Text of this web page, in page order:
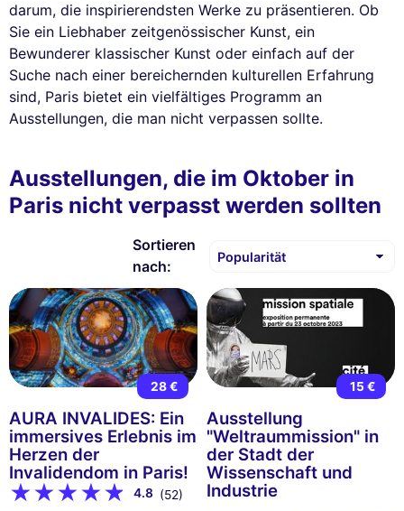
darum, die inspirierendsten Werke zu präsentieren. Ob
Sie ein Liebhaber zeitgenössischer Kunst, ein
Bewunderer klassischer Kunst oder einfach auf der
Suche nach einer bereichernden kulturellen Erfahrung
sind, Paris bietet ein vielfältiges Programm an
Ausstellungen, die man nicht verpassen sollte.
Ausstellungen, die im Oktober in
Paris nicht verpasst werden sollten
Sortieren
nach:
28 €
AURA INVALIDES: Ein
immersives Erlebnis im
Herzen der
Invalidendom in Paris!
4.8 (52)
15 €
Ausstellung
"Weltraummission" in
der Stadt der
Wissenschaft und
Industrie